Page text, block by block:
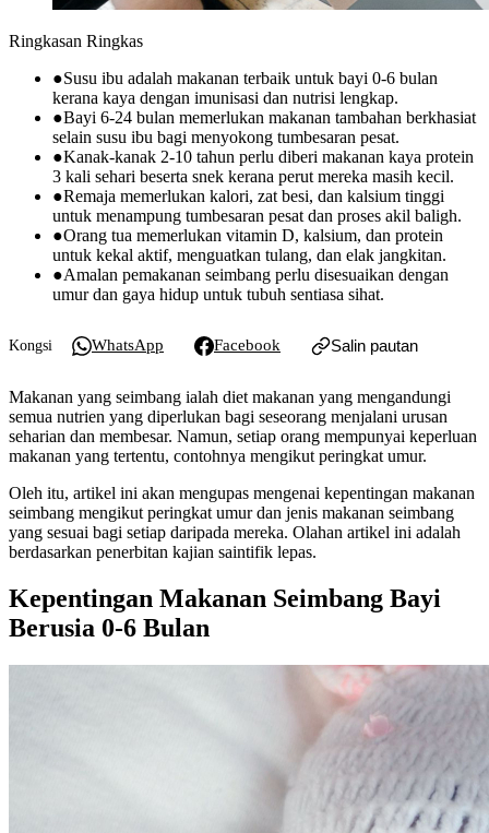
Ringkasan Ringkas
●Susu ibu adalah makanan terbaik untuk bayi 0-6 bulan
kerana kaya dengan imunisasi dan nutrisi lengkap.
●Bayi 6-24 bulan memerlukan makanan tambahan berkhasiat
selain susu ibu bagi menyokong tumbesaran pesat.
●Kanak-kanak 2-10 tahun perlu diberi makanan kaya protein
3 kali sehari beserta snek kerana perut mereka masih kecil.
●Remaja memerlukan kalori, zat besi, dan kalsium tinggi
untuk menampung tumbesaran pesat dan proses akil baligh.
●Orang tua memerlukan vitamin D, kalsium, dan protein
untuk kekal aktif, menguatkan tulang, dan elak jangkitan.
●Amalan pemakanan seimbang perlu disesuaikan dengan
umur dan gaya hidup untuk tubuh sentiasa sihat.
Kongsi WhatsApp Facebook Salin pautan
Makanan yang seimbang ialah diet makanan yang mengandungi
semua nutrien yang diperlukan bagi seseorang menjalani urusan
seharian dan membesar. Namun, setiap orang mempunyai keperluan
makanan yang tertentu, contohnya mengikut peringkat umur.
Oleh itu, artikel ini akan mengupas mengenai kepentingan makanan
seimbang mengikut peringkat umur dan jenis makanan seimbang
yang sesuai bagi setiap daripada mereka. Olahan artikel ini adalah
berdasarkan penerbitan kajian saintifik lepas.
Kepentingan Makanan Seimbang Bayi
Berusia 0-6 Bulan